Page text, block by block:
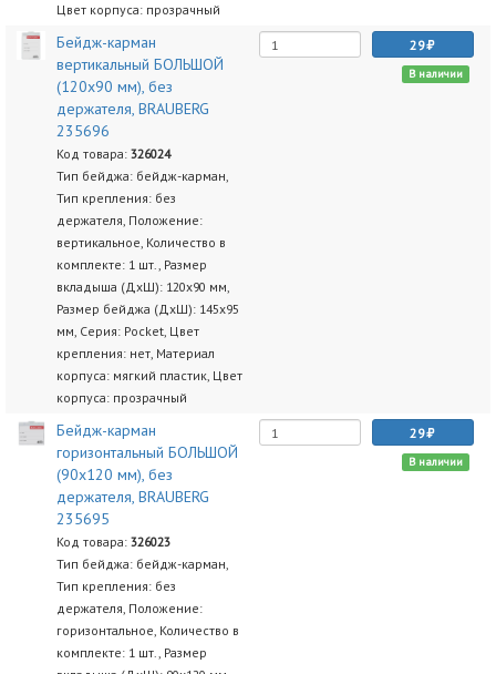
Цвет корпуса: прозрачный
Бейдж-карман
вертикальный БОЛЬШОЙ
(120х90 мм), без
держателя, BRAUBERG
235696
Код товара: 326024
Тип бейджа: бейдж-карман,
Тип крепления: без
держателя, Положение:
вертикальное, Количество в
комплекте: 1 шт., Размер
вкладыша (ДхШ): 120х90 мм,
Размер бейджа (ДхШ): 145х95
мм, Серия: Pocket, Цвет
крепления: нет, Материал
корпуса: мягкий пластик, Цвет
корпуса: прозрачный
29
В наличии
Бейдж-карман
горизонтальный БОЛЬШОЙ
(90х120 мм), без
держателя, BRAUBERG
235695
Код товара: 326023
Тип бейджа: бейдж-карман,
Тип крепления: без
держателя, Положение:
горизонтальное, Количество в
комплекте: 1 шт., Размер
29
В наличии